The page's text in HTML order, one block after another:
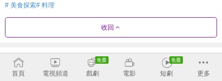
# 美食探索# 料理
收回
劇集列表
第3季 第4季 第5季
首頁 電視頻道 戲劇 電影 短劇 更多